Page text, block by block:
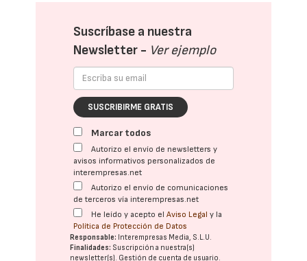
Suscríbase a nuestra
Newsletter - Ver ejemplo
SUSCRIBIRME GRATIS
Marcar todos
Autorizo el envío de newsletters y
avisos informativos personalizados de
interempresas.net
Autorizo el envío de comunicaciones
de terceros vía interempresas.net
He leído y acepto elAviso Legal y la
Política de Protección de Datos
Responsable: Interempresas Media, S.L.U.
Finalidades: Suscripción a nuestra(s)
newsletter(s). Gestión de cuenta de usuario.